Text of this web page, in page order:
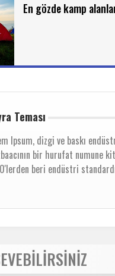
En gözde kamp
Teması
Ipsum, dizgi ve baskı
bir hurufat numune
beri endüstri